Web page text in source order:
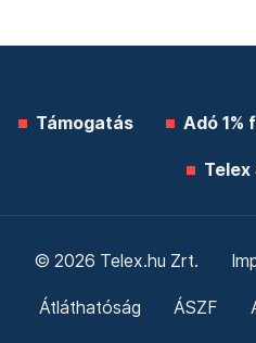
Támogatás Adó 1%
Telex
© 2026 Telex.hu Zrt.
Átláthatóság ÁSZF